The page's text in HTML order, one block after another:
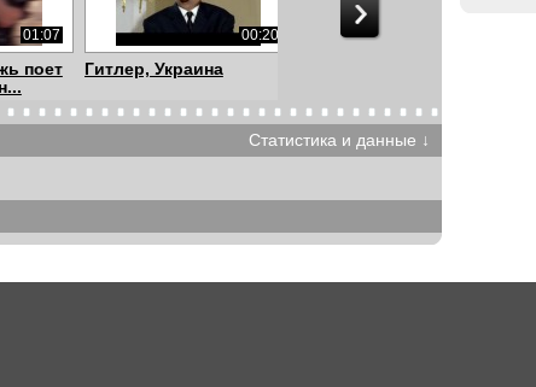
01:07
поет
00:20
Гитлер, Украина
03:11 01:36
Одновременный
Статистика и данные ↓